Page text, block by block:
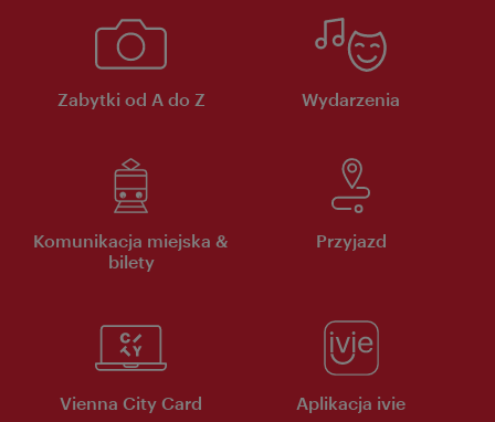
Zabytki od A do Z Wydarzenia
Komunikacja miejska &
bilety
Przyjazd
Vienna City Card Aplikacja ivie